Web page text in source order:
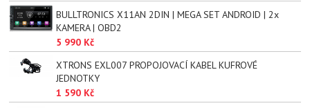
BULLTRONICS X11AN 2DIN | MEGA SET ANDROID | 2x
KAMERA | OBD2
5 990 Kč
XTRONS EXL007 PROPOJOVACÍ KABEL KUFROVÉ
JEDNOTKY
1 590 Kč